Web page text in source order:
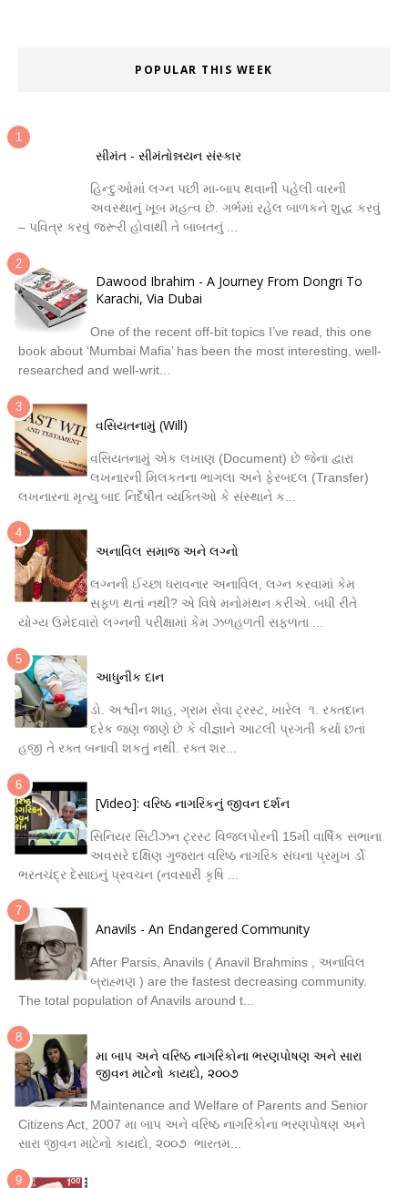
POPULAR THIS WEEK
સીમંત - સીમંતોન્નયન સંસ્કાર
હિન્દુઓમાં લગ્ન પછી મા-બાપ થવાની પહેલી વારની
અવસ્થાનું ખૂબ મહત્વ છે. ગર્ભમાં રહેલ બાળકને શુદ્ધ કરવું
– પવિત્ર કરવું જરૂરી હોવાથી તે બાબતનું ...
Dawood Ibrahim - A Journey From Dongri To
Karachi, Via Dubai
One of the recent off-bit topics I’ve read, this one
book about ‘Mumbai Mafia’ has been the most interesting, well-
researched and well-writ...
વસિયતનામું (Will)
વસિયતનામું એક લખાણ (Document) છે જેના દ્વારા
લખનારની મિલકતના ભાગલા અને ફેરબદલ (Transfer)
લખનારના મૃત્યુ બાદ નિર્દેષીત વ્યક્તિઓ કે સંસ્થાને ક...
અનાવિલ સમાજ અને લગ્નો
લગ્નની ઈચ્છા ધરાવનાર અનાવિલ, લગ્ન કરવામાં કેમ
સફળ થતાં નથી? એ વિષે મનોમંથન કરીએ. બધી રીતે
યોગ્ય ઉમેદવારો લગ્નની પરીક્ષામાં કેમ ઝળહળતી સફળતા ...
આધુનીક દાન
ડો. અશ્વીન શાહ, ગ્રામ સેવા ટ્રસ્ટ, ખારેલ ૧. રક્તદાન
દરેક જણ જાણે છે કે વીજ્ઞાને આટલી પ્રગતી કર્યા છતાં
હજી તે રક્ત બનાવી શકતું નથી. રક્ત શર...
[Video]: વરિષ્ઠ નાગરિકનું જીવન દર્શન
સિનિયર સિટીઝન ટ્રસ્ટ વિજલપોરની 15મી વાર્ષિક સભાના
અવસરે દક્ષિણ ગુજરાત વરિષ્ઠ નાગરિક સંઘના પ્રમુખ ર્ડો
ભરતચંદ્ર દેસાઇનું પ્રવચન (નવસારી કૃષિ ...
Anavils - An Endangered Community
After Parsis, Anavils ( Anavil Brahmins , અનાવિલ
બ્રાહ્મણ ) are the fastest decreasing community.
The total population of Anavils around t...
મા બાપ અને વરિષ્ઠ નાગરિકોના ભરણપોષણ અને સારા
જીવન માટેનો કાયદો, ૨૦૦૭
Maintenance and Welfare of Parents and Senior
Citizens Act, 2007 મા બાપ અને વરિષ્ઠ નાગરિકોના ભરણપોષણ અને
સારા જીવન માટેનો કાયદો, ૨૦૦૭ ભારતમ...